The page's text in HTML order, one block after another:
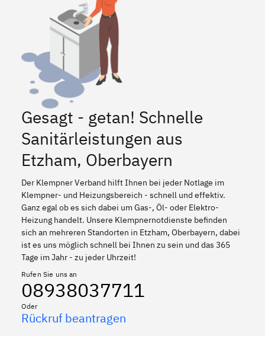
Gesagt - getan! Schnelle
Sanitärleistungen aus
Etzham, Oberbayern
Der Klempner Verband hilft Ihnen bei jeder Notlage im
Klempner- und Heizungsbereich - schnell und effektiv.
Ganz egal ob es sich dabei um Gas-, Öl- oder Elektro-
Heizung handelt. Unsere Klempnernotdienste befinden
sich an mehreren Standorten in Etzham, Oberbayern, dabei
ist es uns möglich schnell bei Ihnen zu sein und das 365
Tage im Jahr - zu jeder Uhrzeit!
Rufen Sie uns an
08938037711
Oder
Rückruf beantragen